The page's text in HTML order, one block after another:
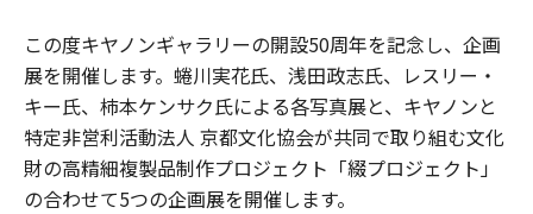
この度キヤノンギャラリーの開設50周年を記念し、企画
展を開催します。蜷川実花氏、浅田政志氏、レスリー・
キー氏、柿本ケンサク氏による各写真展と、キヤノンと
特定非営利活動法人 京都文化協会が共同で取り組む文化
財の高精細複製品制作プロジェクト「綴プロジェクト」
の合わせて5つの企画展を開催します。